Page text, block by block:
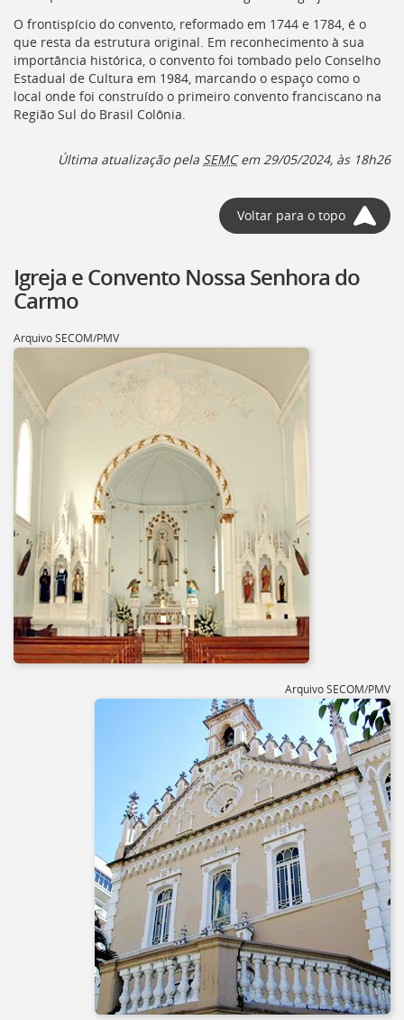
O frontispício do convento, reformado em 1744 e 1784, é o
que resta da estrutura original. Em reconhecimento à sua
importância histórica, o convento foi tombado pelo Conselho
Estadual de Cultura em 1984, marcando o espaço como o
local onde foi construído o primeiro convento franciscano na
Região Sul do Brasil Colônia.
Última atualização pela SEMCem 29/05/2024, às 18h26
Voltar para o topo
Igreja e Convento Nossa Senhora do
Carmo
Arquivo SECOM/PMV
Arquivo SECOM/PMV